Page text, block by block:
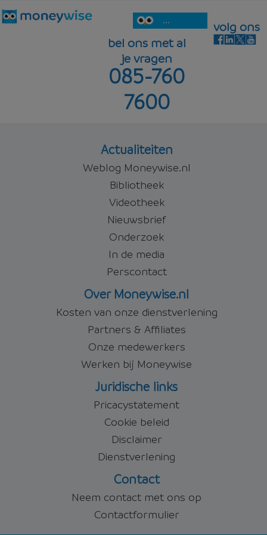
...
bel ons met al
je vragen
085-760
7600
volg ons
Actualiteiten
Weblog Moneywise.nl
Bibliotheek
Videotheek
Nieuwsbrief
Onderzoek
In de media
Perscontact
Over Moneywise.nl
Kosten van onze dienstverlening
Partners & Affiliates
Onze medewerkers
Werken bij Moneywise
Juridische links
Pricacystatement
Cookie beleid
Disclaimer
Dienstverlening
Contact
Neem contact met ons op
Contactformulier